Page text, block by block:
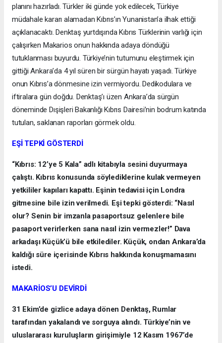
planını hazırladı. Türkler iki günde yok edilecek, Türkiye
müdahale kararı alamadan Kıbrıs’ın Yunanistan’a ilhak ettiği
açıklanacaktı. Denktaş yurtdışında Kıbrıs Türklerinin varlığı için
çalışırken Makarios onun hakkında adaya döndüğü
tutuklanması buyurdu. Türkiye’nin tutumunu eleştirmek için
gittiği Ankara’da 4 yıl süren bir sürgün hayatı yaşadı. Türkiye
onun Kıbrıs’a dönmesine izin vermiyordu. Dedikodulara ve
iftiralara gün doğdu. Denktaş’ı üzen Ankara’da sürgün
döneminde Dışişleri Bakanlığı Kıbrıs Dairesi’nin bodrum katında
tutulan, saklanan raporları görmek oldu.
EŞİ TEPKİ GÖSTERDİ
“Kıbrıs: 12’ye 5 Kala” adlı kitabıyla sesini duyurmaya
çalıştı. Kıbrıs konusunda söylediklerine kulak vermeyen
yetkililer kapıları kapattı. Eşinin tedavisi için Londra
gitmesine bile izin verilmedi. Eşi tepki gösterdi: “Nasıl
olur? Senin bir imzanla pasaportsuz gelenlere bile
pasaport verirlerken sana nasıl izin vermezler!” Dava
arkadaşı Küçük’ü bile etkilediler. Küçük, ondan Ankara’da
kaldığı süre içerisinde Kıbrıs hakkında konuşmamasını
istedi.
MAKARİOS’U DEVİRDİ
31 Ekim’de gizlice adaya dönen Denktaş, Rumlar
tarafından yakalandı ve sorguya alındı. Türkiye’nin ve
uluslararası kuruluşların girişimiyle 12 Kasım 1967’de